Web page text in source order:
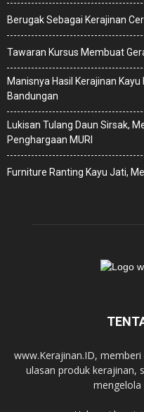
Berugak Sebagai Kerajinan
Tawaran Kursus Membuat
Manisnya Hasil Kerajinan
Bandungan
Lukisan Tulang Daun Sirsak,
Penghargaan MURI
Furniture Ranting Kayu Jati,
www.Kerajinan.ID,
ulasan produk kerajinan,
mengelola